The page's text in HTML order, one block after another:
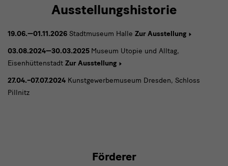
Ausstellungshistorie
19.06.—01.11.2026 Stadtmuseum Halle Zur Ausstellung
03.08.2024—30.03.2025 Museum Utopie und Alltag,
Eisenhüttenstadt Zur Ausstellung
27.04.–07.07.2024 Kunstgewerbemuseum Dresden, Schloss
Pillnitz
Förderer